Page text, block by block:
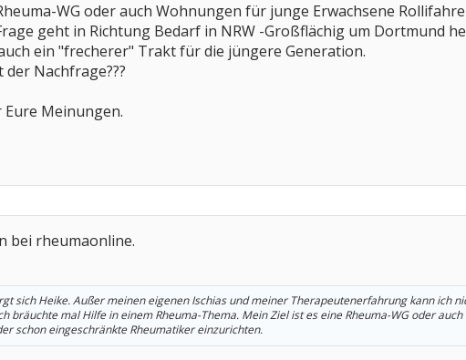
WG oder auch Wohnungen für junge Erwachsene
geht in Richtung Bedarf in NRW -Großflächig um Dortmund
ein "frecherer" Trakt für die jüngere Generation.
Nachfrage???
Eure Meinungen.
bei rheumaonline.
sich Heike. Außer meinen eigenen Ischias und meiner Therapeutenerfahrung kann ich
bräuchte mal Hilfe in einem Rheuma-Thema. Mein Ziel ist es eine Rheuma-WG oder
schon eingeschränkte Rheumatiker einzurichten.